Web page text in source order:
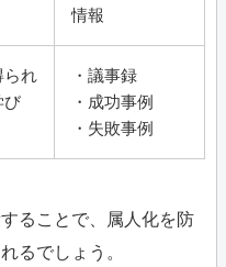
情報
られ
び
・議事録
・成功事例
・失敗事例
ることで、属人化を防
るでしょう。